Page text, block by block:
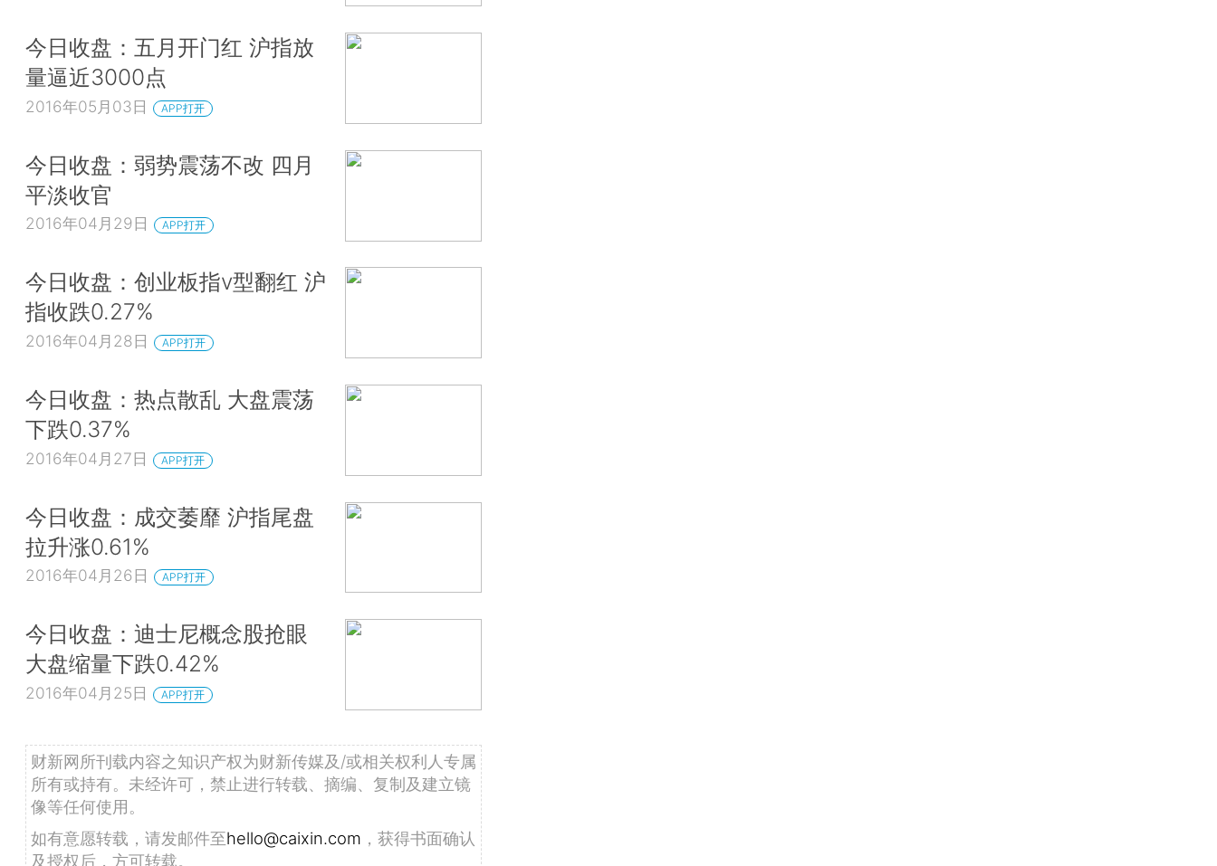
今日收盘：五月开门红 沪指放
量逼近3000点
2016年05月03日 APP打开
今日收盘：弱势震荡不改 四月
平淡收官
2016年04月29日 APP打开
今日收盘：创业板指v型翻红 沪
指收跌0.27%
2016年04月28日 APP打开
今日收盘：热点散乱 大盘震荡
下跌0.37%
2016年04月27日 APP打开
今日收盘：成交萎靡 沪指尾盘
拉升涨0.61%
2016年04月26日 APP打开
今日收盘：迪士尼概念股抢眼
大盘缩量下跌0.42%
2016年04月25日 APP打开
财新网所刊载内容之知识产权为财新传媒及/或相关权利人专属
所有或持有。未经许可，禁止进行转载、摘编、复制及建立镜
像等任何使用。
如有意愿转载，请发邮件至hello@caixin.com ，获得书面确认
及授权后，方可转载。